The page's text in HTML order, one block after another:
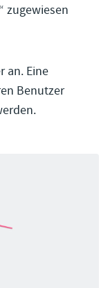
zugewiesen
an. Eine
Benutzer